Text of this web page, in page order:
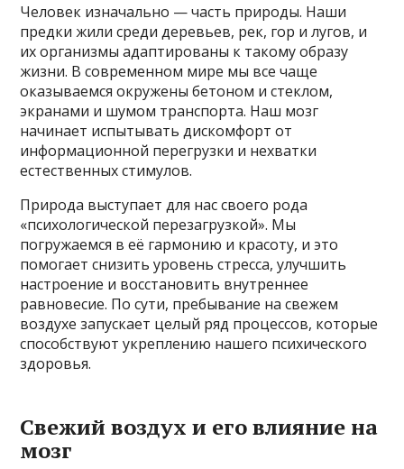
Человек изначально — часть природы. Наши
предки жили среди деревьев, рек, гор и лугов, и
их организмы адаптированы к такому образу
жизни. В современном мире мы все чаще
оказываемся окружены бетоном и стеклом,
экранами и шумом транспорта. Наш мозг
начинает испытывать дискомфорт от
информационной перегрузки и нехватки
естественных стимулов.
Природа выступает для нас своего рода
«психологической перезагрузкой». Мы
погружаемся в её гармонию и красоту, и это
помогает снизить уровень стресса, улучшить
настроение и восстановить внутреннее
равновесие. По сути, пребывание на свежем
воздухе запускает целый ряд процессов, которые
способствуют укреплению нашего психического
здоровья.
Свежий воздух и его влияние на
мозг